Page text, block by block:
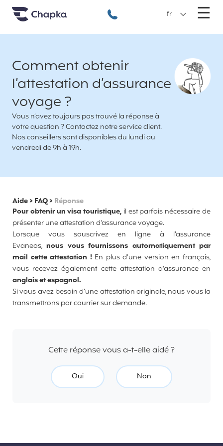
Chapka Assurances Voyages
+33 1 74 85 50 50
fr ☰
Comment obtenir
l’attestation d’assurance
voyage ?
Vous n’avez toujours pas trouvé la réponse à
votre question ? Contactez notre service client.
Nos conseillers sont disponibles du lundi au
vendredi de 9h à 19h.
Aide> FAQ> Réponse
Pour obtenir un visa touristique, il est parfois nécessaire de
présenter une attestation d'assurance voyage.
Lorsque vous souscrivez en ligne à l’assurance
Evaneos,nous vous fournissons automatiquement par
mail cette attestation !En plus d'une version en français,
vous recevez également cette attestation d'assurance en
anglais et espagnol.
Si vous avez besoin d’une attestation originale, nous vous la
transmettrons par courrier sur demande.
Cette réponse vous a-t-elle aidé ?
Oui Non